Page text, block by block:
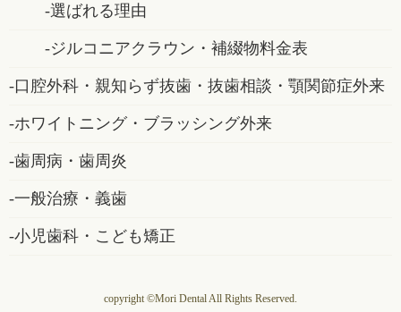
選ばれる理由
ジルコニアクラウン・補綴物料金表
口腔外科・親知らず抜歯・抜歯相談・顎関節症外来
ホワイトニング・ブラッシング外来
歯周病・歯周炎
一般治療・義歯
小児歯科・こども矯正
copyright ©Mori Dental All Rights Reserved.